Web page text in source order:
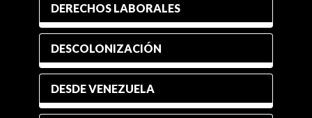
DERECHOS LABORALES
DESCOLONIZACIÓN
DESDE VENEZUELA